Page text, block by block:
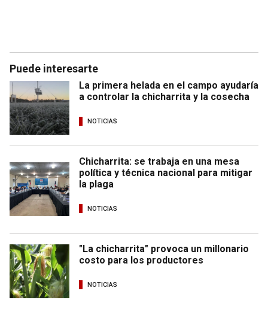
Puede interesarte
La primera helada en el campo ayudaría
a controlar la chicharrita y la cosecha
NOTICIAS
Chicharrita: se trabaja en una mesa
política y técnica nacional para mitigar
la plaga
NOTICIAS
"La chicharrita" provoca un millonario
costo para los productores
NOTICIAS